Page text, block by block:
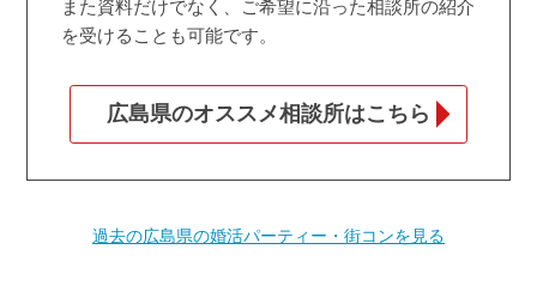
また資料だけでなく、ご希望に沿った相談所の紹介
を受けることも可能です。
広島県のオススメ相談所はこちら
過去の広島県の婚活パーティー・街コンを見る